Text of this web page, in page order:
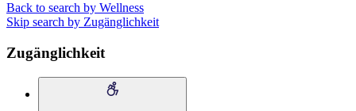
Back to search by Wellness
Skip search by Zugänglichkeit
Zugänglichkeit